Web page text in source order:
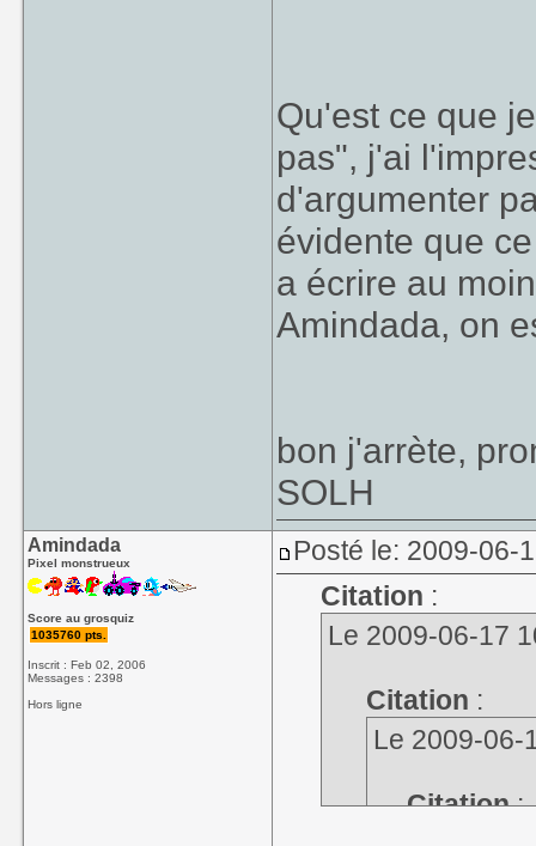
Je met 2 HS
1° HS :
Ne pas
produit par
ou pas
Qu'est ce que
pas", j'ai
d'argumenter
évidente que
a écrire au
Amindada, on
bon j'arrète,
SOLH
Amindada
Pixel monstrueux
Score au grosquiz
1035760 pts.
Inscrit : Feb 02, 2006
Messages : 2398
Hors ligne
Posté le: 2009-06-
Citation :
Le 2009-06-17
Citation :
Le 2009-06-
Citation: